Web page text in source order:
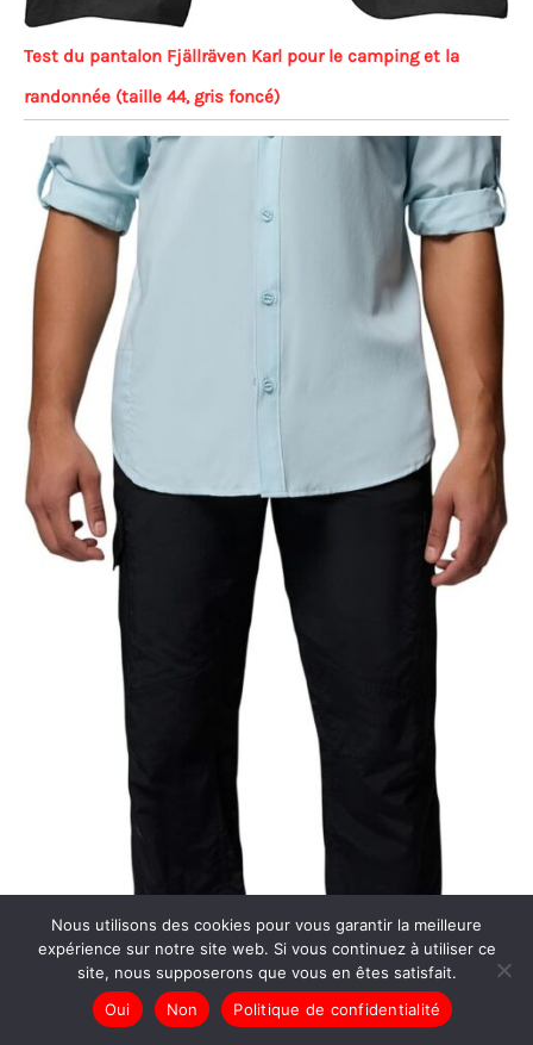
Test du pantalon Fjällräven Karl pour le camping et la
randonnée (taille 44, gris foncé)
Nous utilisons des cookies pour vous garantir la meilleure
expérience sur notre site web. Si vous continuez à utiliser ce
site, nous supposerons que vous en êtes satisfait.
Oui
Non Politique de confidentialité